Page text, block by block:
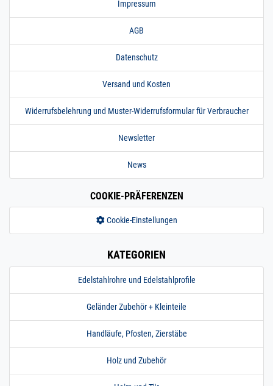
Impressum
AGB
Datenschutz
Versand und Kosten
Widerrufsbelehrung und Muster-Widerrufsformular für Verbraucher
Newsletter
News
COOKIE-PRÄFERENZEN
Cookie-Einstellungen
KATEGORIEN
Edelstahlrohre und Edelstahlprofile
Geländer Zubehör + Kleinteile
Handläufe, Pfosten, Zierstäbe
Holz und Zubehör